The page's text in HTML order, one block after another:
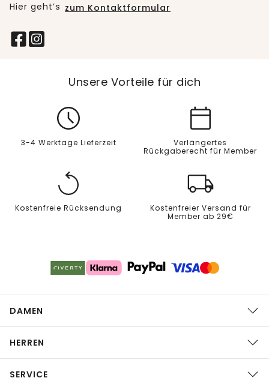
Hier geht’s zum Kontaktformular
Unsere Vorteile für dich
3-4 Werktage Lieferzeit
Verlängertes
Rückgaberecht für Member
Kostenfreie Rücksendung
Kostenfreier Versand für
Member ab 29€
DAMEN
HERREN
SERVICE